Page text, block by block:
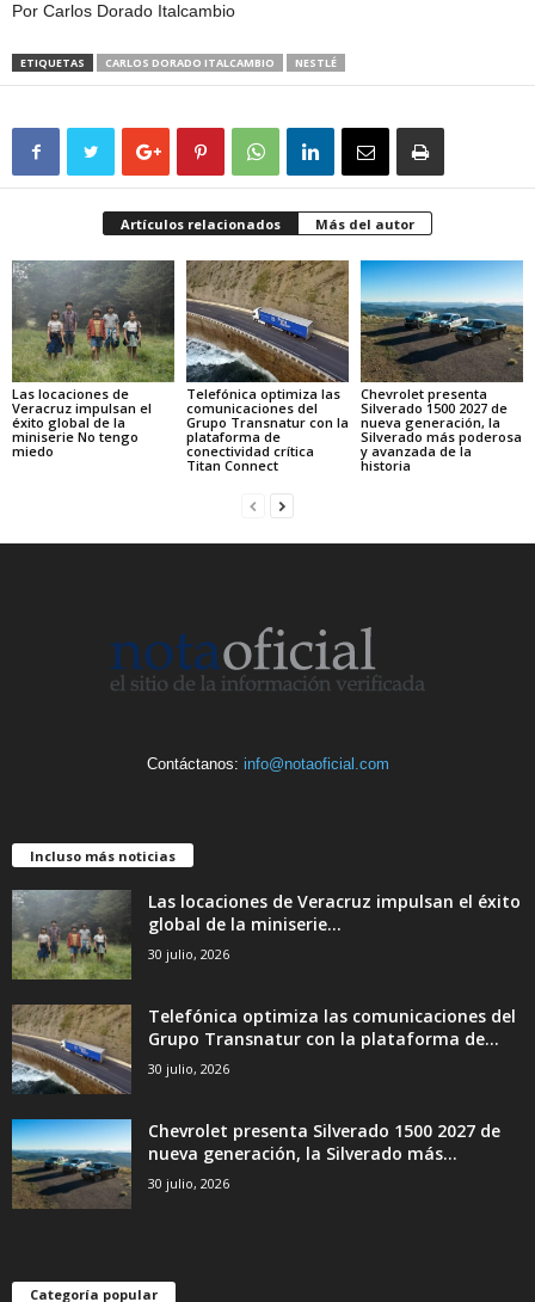
Por Carlos Dorado Italcambio
ETIQUETAS CARLOS DORADO ITALCAMBIO NESTLÉ
Artículos relacionados Más del autor
Las locaciones de
Veracruz impulsan el
éxito global de la
miniserie No tengo
miedo
Telefónica optimiza las
comunicaciones del
Grupo Transnatur con la
plataforma de
conectividad crítica
Titan Connect
Chevrolet presenta
Silverado 1500 2027 de
nueva generación, la
Silverado más poderosa
y avanzada de la
historia
Contáctanos: info@notaoficial.com
Incluso más noticias
Las locaciones de Veracruz impulsan el éxito
global de la miniserie...
30 julio, 2026
Telefónica optimiza las comunicaciones del
Grupo Transnatur con la plataforma de...
30 julio, 2026
Chevrolet presenta Silverado 1500 2027 de
nueva generación, la Silverado más...
30 julio, 2026
Categoría popular